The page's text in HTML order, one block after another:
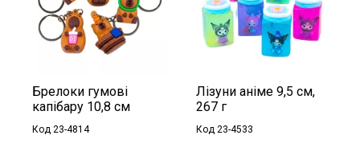
Брелоки гумові
капібару 10,8 см
Код 23-4814
Лізуни аніме 9,5 см,
267 г
Код 23-4533